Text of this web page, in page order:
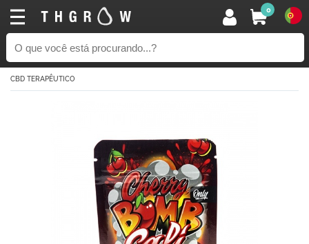
0
CBD TERAPÊUTICO